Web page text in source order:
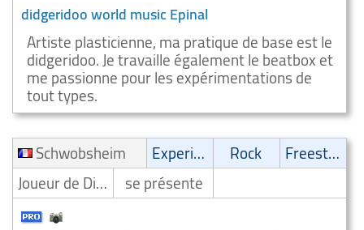
didgeridoo world music Epinal
Artiste plasticienne, ma pratique de base est le
didgeridoo. Je travaille également le beatbox et
me passionne pour les expérimentations de
tout types.
Schwobsheim
Experimental Rock
Freestyle
Joueur de Didgeridoo/Digeridooiste
se présente